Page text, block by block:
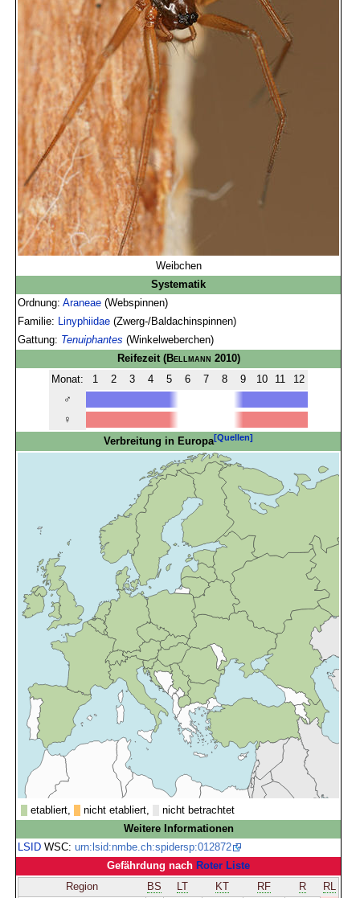
Weibchen
Systematik
Ordnung:Araneae (Webspinnen)
Familie:
Linyphiidae (Zwerg-/Baldachinspinnen)
Gattung: Tenuiphantes (Winkelweberchen)
Reifezeit (Bellmann 2010)
Monat:
1 2 3 4 5 6 7 8 9 10 11
12
♂
♀
Verbreitung in Europa[Quellen]
etabliert, nicht etabliert,
nicht betrachtet
Weitere Informationen
LSID WSC:urn:lsid:nmbe.ch:spidersp:012872
Gefährdung nach Roter Liste
Region
BS LT KT RF R
RL